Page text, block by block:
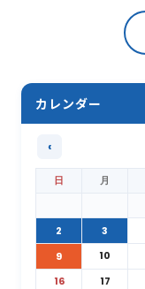
カレンダー
‹
日 月
2
3
9
10
16
17